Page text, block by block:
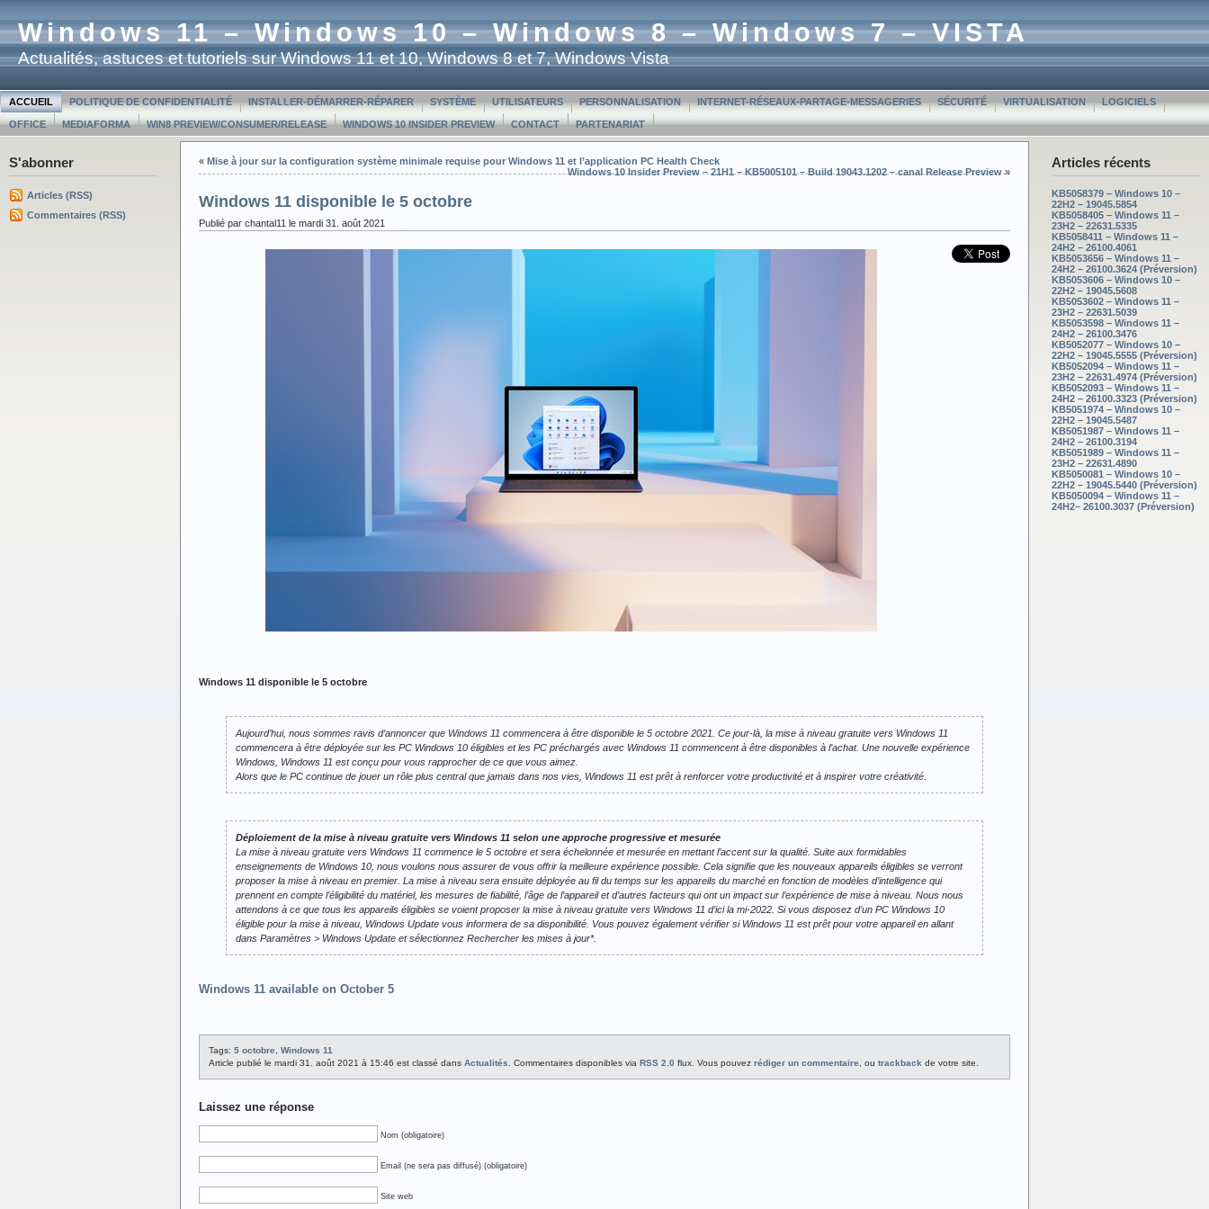
Windows 11 – Windows 10 – Windows 8 – Windows 7 – VISTA
Actualités, astuces et tutoriels sur Windows 11 et 10, Windows 8 et 7, Windows Vista
ACCUEIL POLITIQUE DE CONFIDENTIALITÉ INSTALLER-DÉMARRER-RÉPARER SYSTÈME UTILISATEURS PERSONNALISATION INTERNET-RÉSEAUX-PARTAGE-MESSAGERIES SÉCURITÉ VIRTUALISATION LOGICIELS
OFFICE MEDIAFORMA WIN8 PREVIEW/CONSUMER/RELEASE WINDOWS 10 INSIDER PREVIEW CONTACT PARTENARIAT
S'abonner
Articles (RSS)
Commentaires (RSS)
Articles récents
KB5058379 – Windows 10 –
22H2 – 19045.5854
KB5058405 – Windows 11 –
23H2 – 22631.5335
KB5058411 – Windows 11 –
24H2 – 26100.4061
KB5053656 – Windows 11 –
24H2 – 26100.3624 (Préversion)
KB5053606 – Windows 10 –
22H2 – 19045.5608
KB5053602 – Windows 11 –
23H2 – 22631.5039
KB5053598 – Windows 11 –
24H2 – 26100.3476
KB5052077 – Windows 10 –
22H2 – 19045.5555 (Préversion)
KB5052094 – Windows 11 –
23H2 – 22631.4974 (Préversion)
KB5052093 – Windows 11 –
24H2 – 26100.3323 (Préversion)
KB5051974 – Windows 10 –
22H2 – 19045.5487
KB5051987 – Windows 11 –
24H2 – 26100.3194
KB5051989 – Windows 11 –
23H2 – 22631.4890
KB5050081 – Windows 10 –
22H2 – 19045.5440 (Préversion)
KB5050094 – Windows 11 –
24H2– 26100.3037 (Préversion)
« Mise à jour sur la configuration système minimale requise pour Windows 11 et l’application PC Health Check
Windows 10 Insider Preview – 21H1 – KB5005101 – Build 19043.1202 – canal Release Preview»
Windows 11 disponible le 5 octobre
Publié par chantal11 le mardi 31. août 2021
Windows 11 disponible le 5 octobre
Aujourd’hui, nous sommes ravis d’annoncer que Windows 11 commencera à être disponible le 5 octobre 2021. Ce jour-là, la mise à niveau gratuite vers Windows 11
commencera à être déployée sur les PC Windows 10 éligibles et les PC préchargés avec Windows 11 commencent à être disponibles à l’achat. Une nouvelle expérience
Windows, Windows 11 est conçu pour vous rapprocher de ce que vous aimez.
Alors que le PC continue de jouer un rôle plus central que jamais dans nos vies, Windows 11 est prêt à renforcer votre productivité et à inspirer votre créativité.
Déploiement de la mise à niveau gratuite vers Windows 11 selon une approche progressive et mesurée
La mise à niveau gratuite vers Windows 11 commence le 5 octobre et sera échelonnée et mesurée en mettant l’accent sur la qualité. Suite aux formidables
enseignements de Windows 10, nous voulons nous assurer de vous offrir la meilleure expérience possible. Cela signifie que les nouveaux appareils éligibles se verront
proposer la mise à niveau en premier. La mise à niveau sera ensuite déployée au fil du temps sur les appareils du marché en fonction de modèles d’intelligence qui
prennent en compte l’éligibilité du matériel, les mesures de fiabilité, l’âge de l’appareil et d’autres facteurs qui ont un impact sur l’expérience de mise à niveau. Nous nous
attendons à ce que tous les appareils éligibles se voient proposer la mise à niveau gratuite vers Windows 11 d’ici la mi-2022. Si vous disposez d’un PC Windows 10
éligible pour la mise à niveau, Windows Update vous informera de sa disponibilité. Vous pouvez également vérifier si Windows 11 est prêt pour votre appareil en allant
dans Paramètres > Windows Update et sélectionnez Rechercher les mises à jour*.
Windows 11 available on October 5
Tags: 5 octobre, Windows 11
Article publié le mardi 31. août 2021 à 15:46 est classé dans Actualités. Commentaires disponibles via RSS 2.0 flux. Vous pouvez rédiger un commentaire, ou trackback de votre site.
Laissez une réponse
Nom (obligatoire)
Email (ne sera pas diffusé) (obligatoire)
Site web